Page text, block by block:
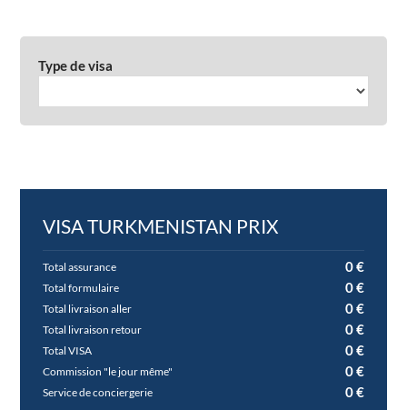
Type de visa
VISA TURKMENISTAN PRIX
Total assurance 0
Total formulaire 0
Total livraison aller 0
Total livraison retour 0
Total VISA 0
Commission "le jour même" 0
Service de conciergerie 0